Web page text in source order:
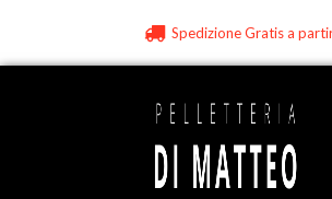
Spedizione Gratis a